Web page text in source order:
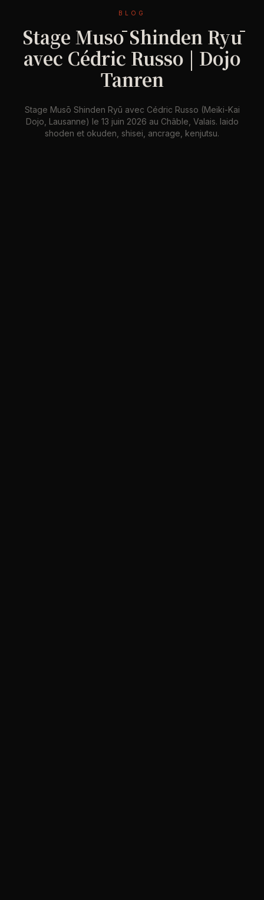
BLOG
Stage Musō Shinden Ryū
avec Cédric Russo | Dojo
Tanren
Stage Musō Shinden Ryū avec Cédric Russo (Meiki-Kai
Dojo, Lausanne) le 13 juin 2026 au Châble, Valais. Iaido
shoden et okuden, shisei, ancrage, kenjutsu.